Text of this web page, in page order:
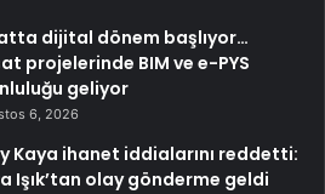
dijital dönem başlıyor…
projelerinde BIM ve e-PYS
geliyor
6, 2026
Kaya ihanet iddialarını reddetti:
Işık’tan olay gönderme geldi